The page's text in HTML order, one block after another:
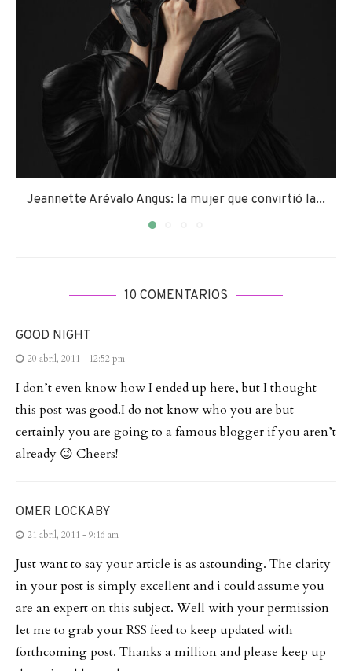
Jeannette Arévalo Angus: la mujer que convirtió la...
10 COMENTARIOS
GOOD NIGHT
20 abril, 2011 - 12:52 pm
I don’t even know how I ended up here, but I thought
this post was good.I do not know who you are but
certainly you are going to a famous blogger if you aren’t
already 😉 Cheers!
OMER LOCKABY
21 abril, 2011 - 9:16 am
Just want to say your article is as astounding. The clarity
in your post is simply excellent and i could assume you
are an expert on this subject. Well with your permission
let me to grab your RSS feed to keep updated with
forthcoming post. Thanks a million and please keep up